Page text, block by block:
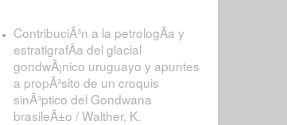
ContribuciÃ³n a la petrologÃ­a y
estratigrafÃ­a del glacial
gondwÃ¡nico uruguayo y apuntes
a propÃ³sito de un croquis
sinÃ³ptico del Gondwana
brasileÃ±o / Walther, K.